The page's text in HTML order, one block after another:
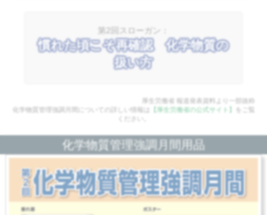
第2回スローガン：
慣れた頃こそ再確認 化学物質の
扱い方
厚生労働省 報道発表資料より一部抜粋
化学物質管理強調月間についての詳しい情報は
【厚生労働省の公式サイト】
化学物質管理強調月間用品